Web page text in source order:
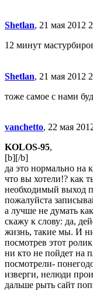
Shetlan, 21 мая 2012
12 минут
Shetlan, 21 мая 2012
тоже самое с нами
vanchetto, 22 мая
KOLOS-95,
[b][/b]
да это нормально на
что вы хотели!? как
необходимый выход
пожалуйста
а лучше не думать
скажу к слову: да,
жизнь, такие мы. И
посмотрев этот
ни кто не пойдет на
посмотрели-
изверги, нелюди
дальше рыть сайт